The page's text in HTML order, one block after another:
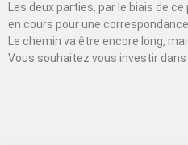
Les deux parties, par le biais de
en cours pour une
Le chemin va être encore long,
Vous souhaitez vous investir